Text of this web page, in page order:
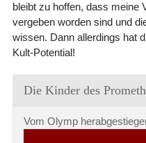
bleibt zu hoffen, dass meine
vergeben worden sind und
wissen. Dann allerdings hat
Kult-Potential!
Die Kinder des
Vom Olymp